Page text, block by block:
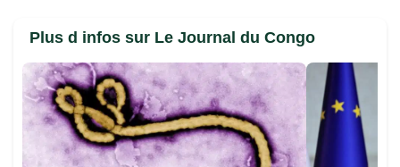
Plus d infos sur Le Journal du Congo